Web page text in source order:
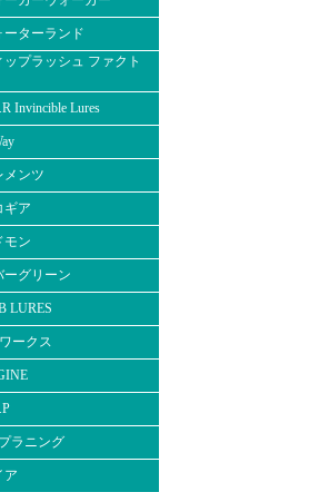
ーターランド
ップラッシュ ファクト
Invincible Lures
メンツ
ギア
モン
ーグリーン
LURES
ークス
ラニング
ア